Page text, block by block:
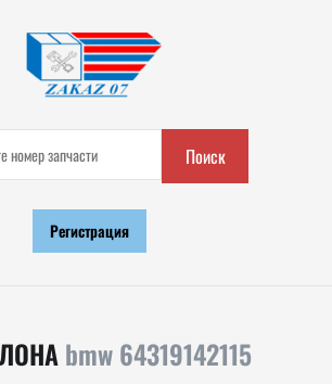
Поиск
Регистрация
bmw 64319142115